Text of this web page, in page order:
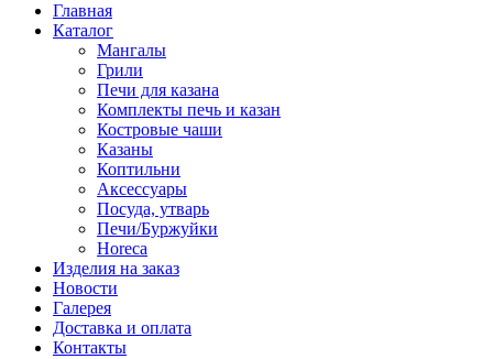
Главная
Каталог
Мангалы
Грили
Печи для казана
Комплекты печь и казан
Костровые чаши
Казаны
Коптильни
Аксессуары
Посуда, утварь
Печи/Буржуйки
Horeca
Изделия на заказ
Новости
Галерея
Доставка и оплата
Контакты